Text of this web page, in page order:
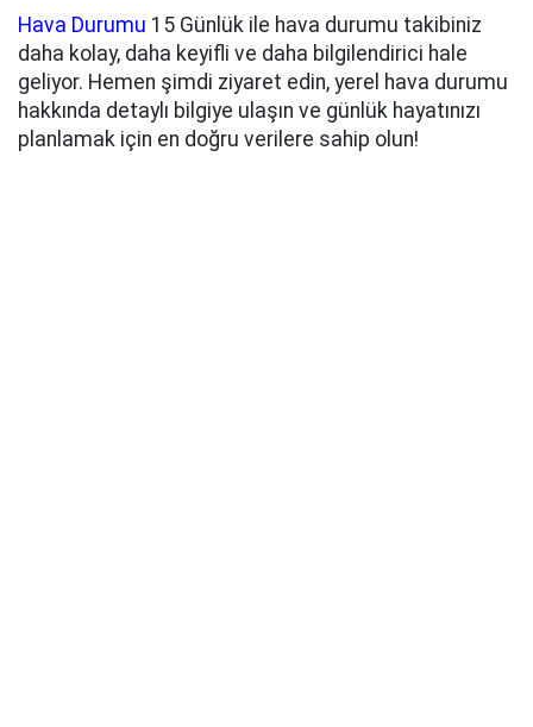
Hava Durumu 15 Günlük ile hava durumu takibiniz
daha kolay, daha keyifli ve daha bilgilendirici hale
geliyor. Hemen şimdi ziyaret edin, yerel hava durumu
hakkında detaylı bilgiye ulaşın ve günlük hayatınızı
planlamak için en doğru verilere sahip olun!